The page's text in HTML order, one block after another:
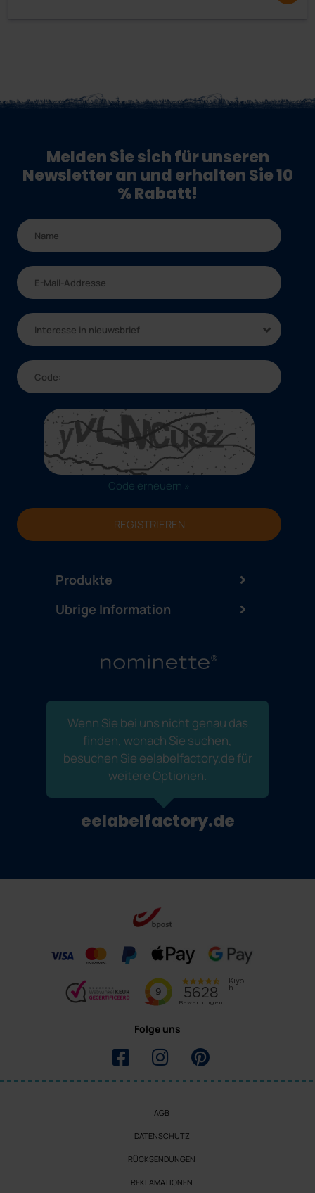
Melden Sie sich für unseren
Newsletter an und erhalten Sie 10
% Rabatt!
Produkte
Interesse in nieuwsbrief
Code erneuern »
REGISTRIEREN
Ubrige Information
Wenn Sie bei uns nicht genau das
finden, wonach Sie suchen,
besuchen Sie eelabelfactory.de für
weitere Optionen.
eelabelfactory.de
Folge uns
AGB
DATENSCHUTZ
RÜCKSENDUNGEN
REKLAMATIONEN